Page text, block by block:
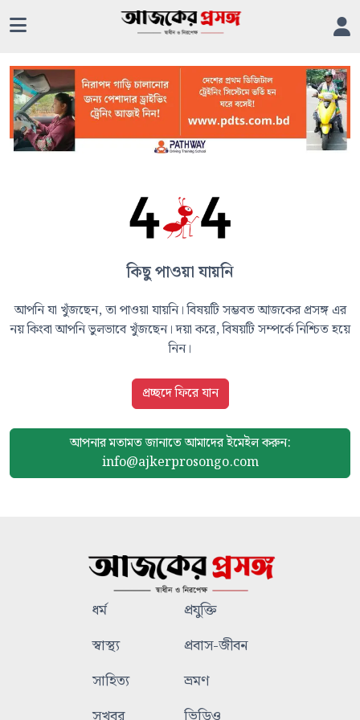
কিছু পাওয়া যায়নি
আপনি যা খুঁজছেন, তা পাওয়া যায়নি। বিষয়টি সম্ভবত আজকের প্রসঙ্গ এর
নয় কিংবা আপনি ভুলভাবে খুঁজছেন। দয়া করে, বিষয়টি সম্পর্কে নিশ্চিত হয়ে
নিন।
প্রচ্ছদে ফিরে যান
আপনার মতামত জানাতে আমাদেরইমেইল করুন:
info@ajkerprosongo.com
ধর্ম
প্রযুক্তি
স্বাস্থ্য
প্রবাস-জীবন
সাহিত্য
ভ্রমণ